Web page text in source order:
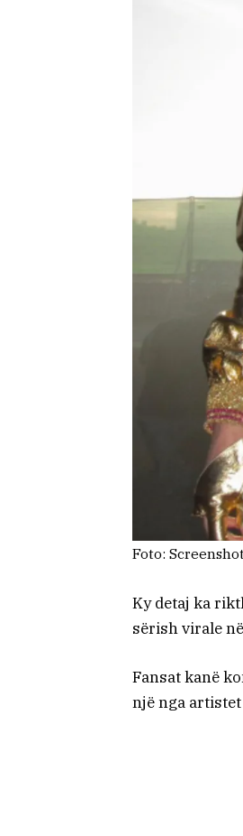
Foto:
Ky detaj ka
sërish virale
Fansat kanë
një nga